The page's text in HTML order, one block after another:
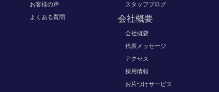
お客様の声
よくある質問
スタッフブログ
会社概要
会社概要
代表メッセージ
アクセス
採用情報
お片づけサービス